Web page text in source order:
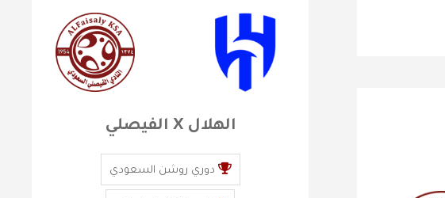
الهلال X الفيصلي
دوري روشن السعودي